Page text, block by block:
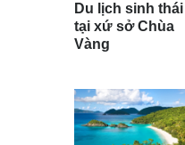
Du lịch sinh thái
tại xứ sở Chùa
Vàng